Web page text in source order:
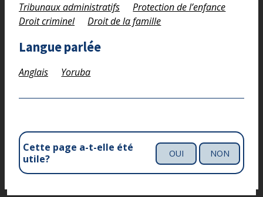
Tribunaux administratifs
Protection de l’enfance
Droit criminel
Droit de la famille
Langue parlée
Anglais Yoruba
Cette page a-t-elle été
utile?
OUI NON